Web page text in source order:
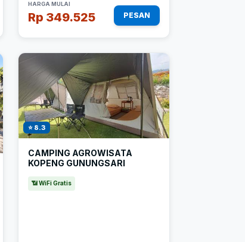
HARGA MULAI
Rp 349.525 PESAN
⭐ 8.3
CAMPING AGROWISATA
KOPENG GUNUNGSARI
📶 WiFi Gratis